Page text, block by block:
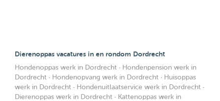
Dierenoppas vacatures in en rondom Dordrecht
Hondenoppas werk in Dordrecht · Hondenpension werk in
Dordrecht · Hondenopvang werk in Dordrecht · Huisoppas
werk in Dordrecht · Hondenuitlaatservice werk in Dordrecht ·
Dierenoppas werk in Dordrecht · Kattenoppas werk in